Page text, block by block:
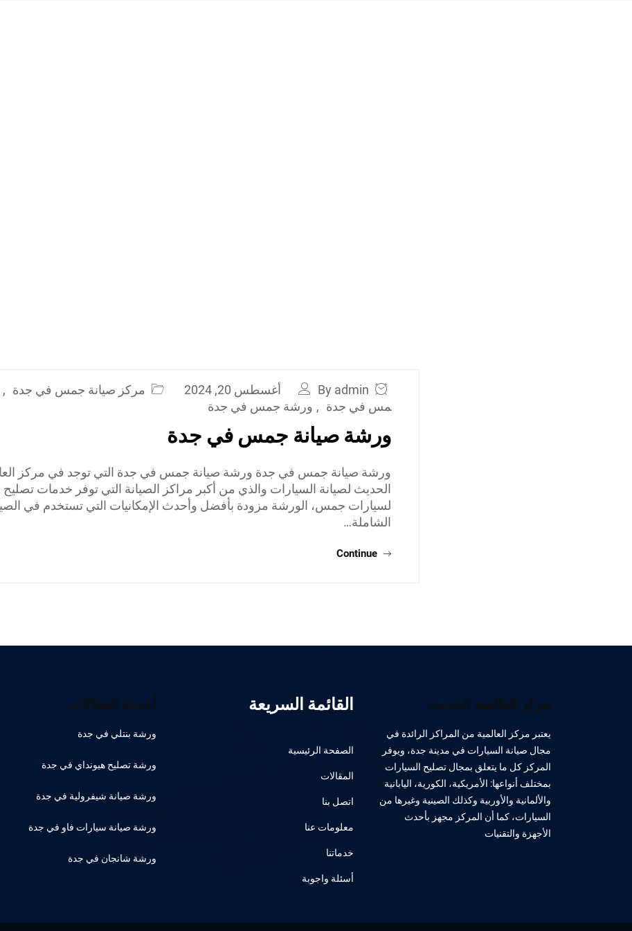
By admin أغسطس 20, 2024 مركز صيانة جمس في جدة ,
مس في جدة , ورشة جمس في جدة
ورشة صيانة جمس في جدة
ورشة صيانة جمس في جدة ورشة صيانة جمس في جدة التي توجد في مركز
الحديث لصيانة السيارات والذي من أكبر مراكز الصيانة التي توفر خدمات تصليح
لسيارات جمس، الورشة مزودة بأفضل وأحدث الإمكانيات التي تستخدم في
الشاملة…
Continue
مركز العالمية الحديث
يعتبر مركز العالمية من المراكز الرائدة في
مجال صيانة السيارات في مدينة جدة، ويوفر
المركز كل ما يتعلق بمجال تصليح السيارات
بمختلف أنواعها: الأمريكية، الكورية، اليابانية
والألمانية والأوربية وكذلك الصينية وغيرها من
السيارات، كما أن المركز مجهز بأحدث
الأجهزة والتقنيات
القائمة السريعة
الصفحة الرئيسية
المقالات
اتصل بنا
معلومات عنا
خدماتنا
أسئلة واجوبة
أحدث المقالات
ورشة بنتلي في جدة
ورشة تصليح هيونداي في جدة
ورشة صيانة شيفرولية في جدة
ورشة صيانة سيارات فاو في جدة
ورشة شانجان في جدة